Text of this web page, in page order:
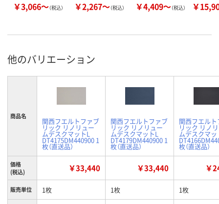
￥3,066～（税込） ￥2,267～（税込） ￥4,409～（税込） ￥
他のバリエーション
商品名
関西フエルトファブ
リック リノリュー
ムデスクマットL
DT4175DM440900 1
枚（直送品）
関西フエルトファブ
リック リノリュー
ムデスクマットL
DT4179DM440900 1
枚（直送品）
関西フエル
リック リノ
ムデスクマッ
枚（直送品）
価格
(税込)
￥33,440 ￥33,440 ￥
販売単位 1枚 1枚 1枚